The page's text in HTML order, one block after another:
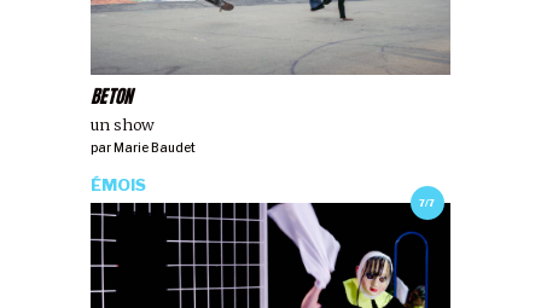
BETON
un show
par Marie Baudet
7/7
ÉMOIS